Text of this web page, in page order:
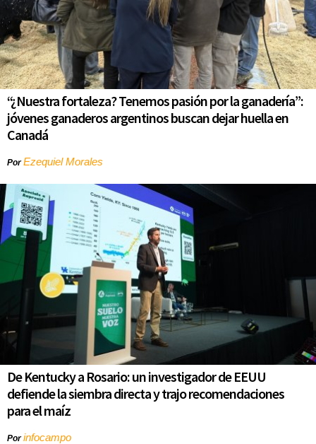
“¿Nuestra fortaleza? Tenemos pasión por la ganadería”:
jóvenes ganaderos argentinos buscan dejar huella en
Canadá
PorEzequiel Morales
De Kentucky a Rosario: un investigador de EEUU
defiende la siembra directa y trajo recomendaciones
para el maíz
Porinfocampo